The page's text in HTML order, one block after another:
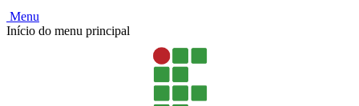
Menu
Início do menu principal